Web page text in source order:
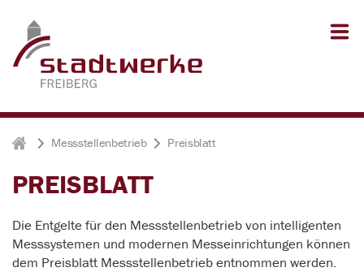
Stadtwerke Freiberg
Messstellenbetrieb Preisblatt
PREISBLATT
Die Entgelte für den Messstellenbetrieb von intelligenten
Messsystemen und modernen Messeinrichtungen können
dem Preisblatt Messstellenbetrieb entnommen werden.